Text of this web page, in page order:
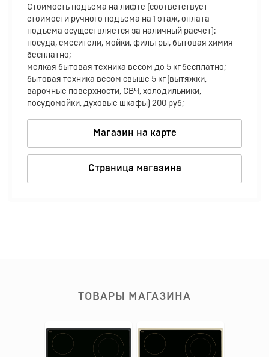
Стоимость подъема на лифте (соответствует
стоимости ручного подъема на 1 этаж, оплата
подъема осуществляется за наличный расчет):
посуда, смесители, мойки, фильтры, бытовая химия
бесплатно;
мелкая бытовая техника весом до 5 кг бесплатно;
бытовая техника весом свыше 5 кг (вытяжки,
варочные поверхности, СВЧ, холодильники,
посудомойки, духовые шкафы) 200 руб;
Магазин на карте
Страница магазина
ТОВАРЫ МАГАЗИНА